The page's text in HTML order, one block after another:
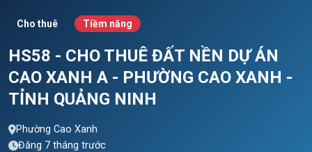
Cho thuê Tiềm năng
HS58 - CHO THUÊ ĐẤT NỀN DỰ ÁN
CAO XANH A - PHƯỜNG CAO XANH -
TỈNH QUẢNG NINH
Phường Cao Xanh
Đăng 7 tháng trước